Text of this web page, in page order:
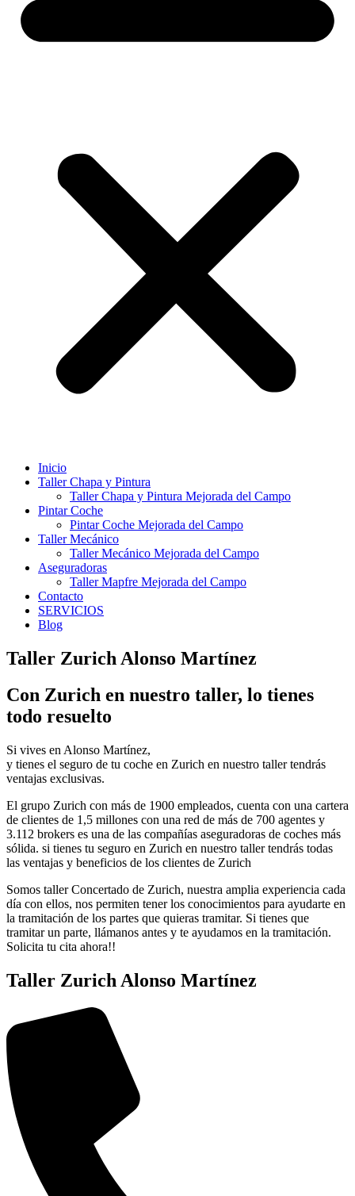
Inicio
Taller Chapa y Pintura
Taller Chapa y Pintura Mejorada del Campo
Pintar Coche
Pintar Coche Mejorada del Campo
Taller Mecánico
Taller Mecánico Mejorada del Campo
Aseguradoras
Taller Mapfre Mejorada del Campo
Contacto
SERVICIOS
Blog
Taller Zurich Alonso Martínez
Con Zurich en nuestro taller, lo tienes
todo resuelto
Si vives en Alonso Martínez,
y tienes el seguro de tu coche en Zurich en nuestro taller tendrás
ventajas exclusivas.
El grupo Zurich con más de 1900 empleados, cuenta con una cartera
de clientes de 1,5 millones con una red de más de 700 agentes y
3.112 brokers es una de las compañías aseguradoras de coches más
sólida. si tienes tu seguro en Zurich en nuestro taller tendrás todas
las ventajas y beneficios de los clientes de Zurich
Somos taller Concertado de Zurich, nuestra amplia experiencia cada
día con ellos, nos permiten tener los conocimientos para ayudarte en
la tramitación de los partes que quieras tramitar. Si tienes que
tramitar un parte, llámanos antes y te ayudamos en la tramitación.
Solicita tu cita ahora!!
Taller Zurich Alonso Martínez